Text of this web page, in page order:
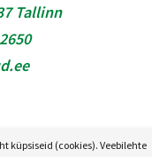
Tallinn
küpsiseid (cookies). Veebilehte